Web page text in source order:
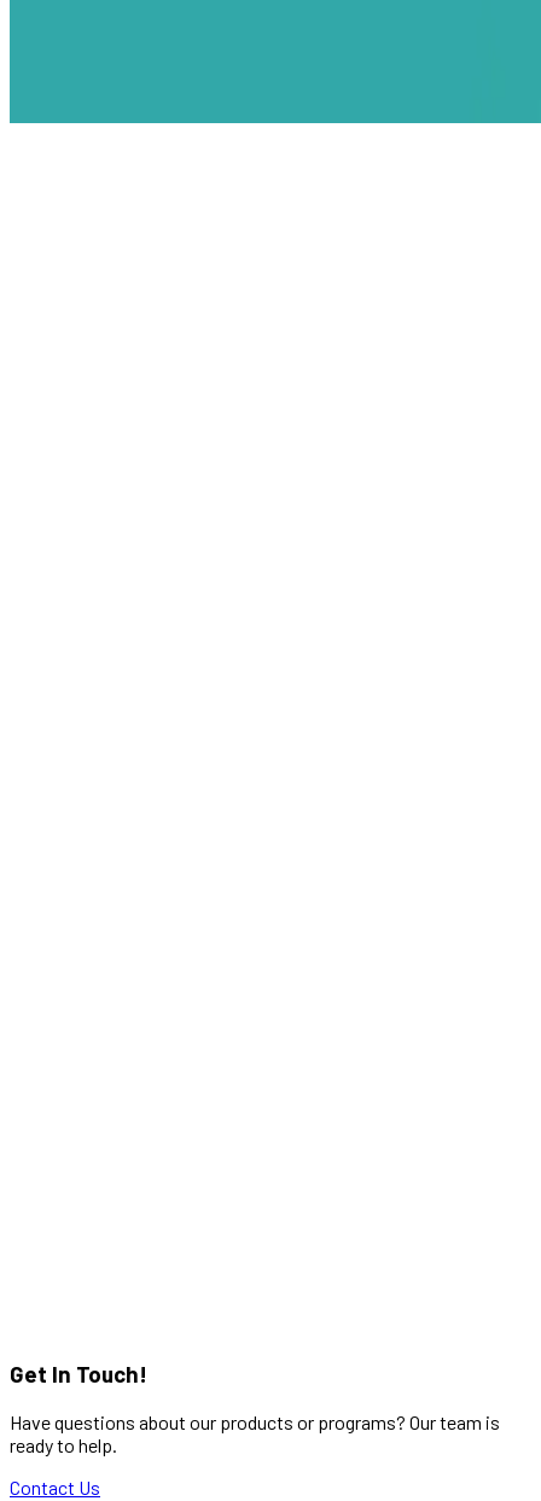
Get In Touch!
Have questions about our products or programs? Our team is
ready to help.
Contact Us